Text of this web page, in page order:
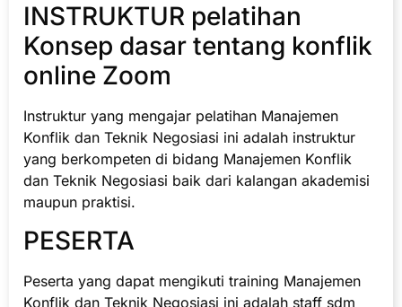
INSTRUKTUR pelatihan
Konsep dasar tentang konflik
online Zoom
Instruktur yang mengajar pelatihan Manajemen
Konflik dan Teknik Negosiasi ini adalah instruktur
yang berkompeten di bidang Manajemen Konflik
dan Teknik Negosiasi baik dari kalangan akademisi
maupun praktisi.
PESERTA
Peserta yang dapat mengikuti training Manajemen
Konflik dan Teknik Negosiasi ini adalah staff sdm